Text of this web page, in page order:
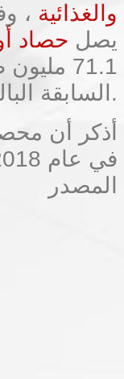
والغذائية ،
يصل حصاد
71.1
السابقة البالغة 70.8 مليون طن.
أذكر أن
المصدر